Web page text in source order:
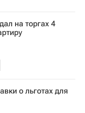
на торгах 4
о льготах для